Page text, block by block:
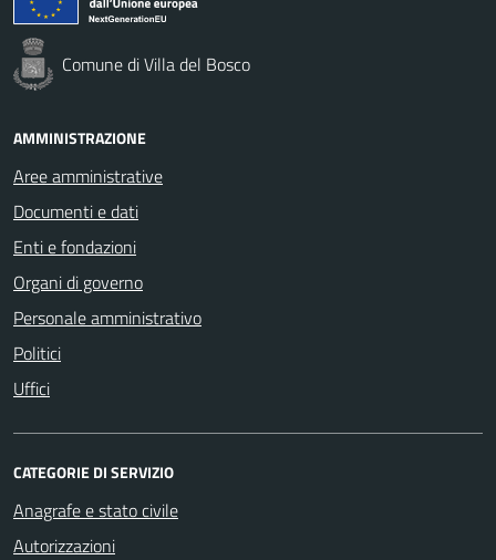
Comune di Villa del Bosco
AMMINISTRAZIONE
Aree amministrative
Documenti e dati
Enti e fondazioni
Organi di governo
Personale amministrativo
Politici
Uffici
CATEGORIE DI SERVIZIO
Anagrafe e stato civile
Autorizzazioni